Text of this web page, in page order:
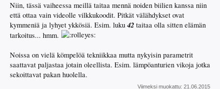
Niin, tässä vaiheessa meillä taitaa mennä noiden biilien kanssa niin
että ottaa vain videolle vilkkukoodit. Pitkät välähdykset ovat
kymmeniä ja lyhyet ykkösiä. Esim. luku 42 taitaa olla sitten elämän
tarkoitus... hmm.
Noissa on vielä kömpelöä tekniikkaa mutta nykyisin parametrit
saattavat paljastaa jotain oleellista. Esim. lämpöanturien vikoja jotka
sekoittavat pakan huolella.
Viimeksi muokattu: 21.06.2015